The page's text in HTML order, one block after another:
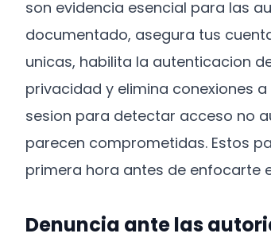
son evidencia esencial para las
documentado, asegura tus
unicas, habilita la autenticacion
privacidad y elimina conexiones
sesion para detectar acceso no
parecen comprometidas. Estos
primera hora antes de enfocarte
Denuncia ante las